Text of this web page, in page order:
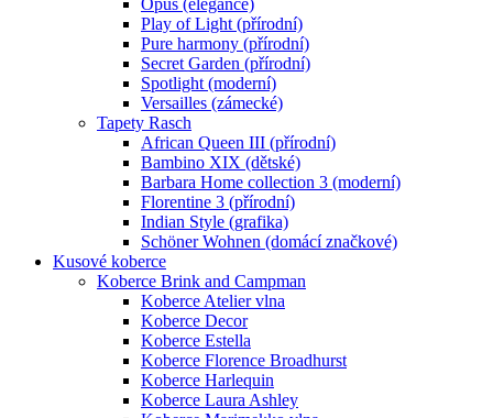
Play of Light (přírodní)
Pure harmony (přírodní)
Secret Garden (přírodní)
Spotlight (moderní)
Versailles (zámecké)
Tapety Rasch
African Queen III (přírodní)
Bambino XIX (dětské)
Barbara Home collection 3 (moderní)
Florentine 3 (přírodní)
Indian Style (grafika)
Schöner Wohnen (domácí značkové)
Kusové koberce
Koberce Brink and Campman
Koberce Atelier vlna
Koberce Decor
Koberce Estella
Koberce Florence Broadhurst
Koberce Harlequin
Koberce Laura Ashley